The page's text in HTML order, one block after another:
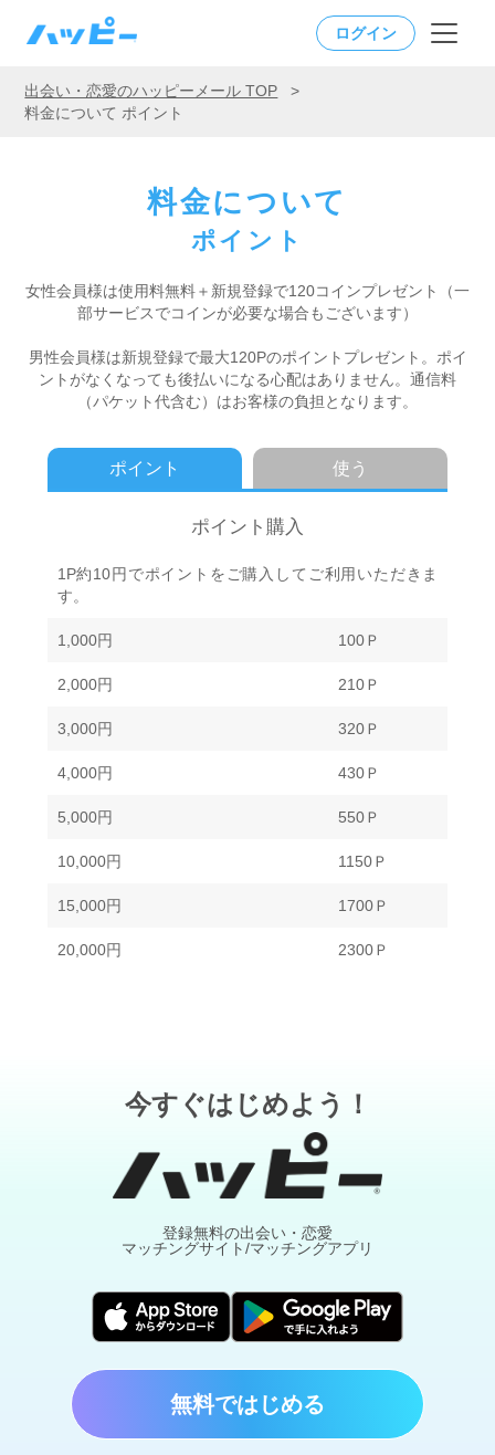
ログイン
出会い・恋愛のハッピーメール TOP
>
料金について ポイント
料金について
ポイント
女性会員様は使用料無料＋新規登録で120コインプレゼント
（一
部サービスでコインが必要な場合もございます）
男性会員様は新規登録で最大120Pのポイントプレゼント。 ポイ
ントがなくなっても後払いになる心配はありません。 通信料
（パケット代含む）はお客様の負担となります。
ポイント 使う
ポイント購入
1P約10円でポイントをご購入してご利用いただきま
す。
1,000円 100Ｐ
2,000円 210Ｐ
3,000円 320Ｐ
4,000円 430Ｐ
5,000円 550Ｐ
10,000円 1150Ｐ
15,000円 1700Ｐ
20,000円 2300Ｐ
今すぐはじめよう！
登録無料の出会い・恋愛
マッチングサイト/マッチングアプリ
無料ではじめる